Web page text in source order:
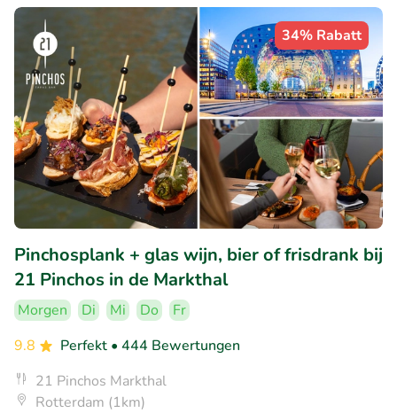
34% Rabatt
Pinchosplank + glas wijn, bier of frisdrank bij
21 Pinchos in de Markthal
Morgen Di Mi Do
Fr
9.8
Perfekt • 444 Bewertungen
21 Pinchos Markthal
Rotterdam (1km)